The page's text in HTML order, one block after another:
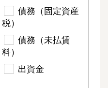
債務（固定資産
税）
債務（未払賃
料）
出資金